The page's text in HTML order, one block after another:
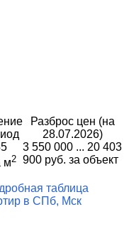
Разброс цен (на
28.07.2026)
м2
3 550 000 ... 20 403
900 руб. за объект
таблица
в СПб, Мск